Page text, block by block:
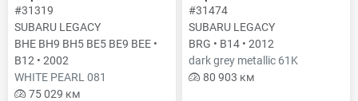
#31319
SUBARU LEGACY
BHE BH9 BH5 BE5 BE9 BEE •
B12 • 2002
WHITE PEARL 081
75 029 км
#31474
SUBARU LEGACY
BRG • B14 • 2012
dark grey metallic 61K
80 903 км